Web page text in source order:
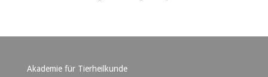
Akademie für Tierheilkunde